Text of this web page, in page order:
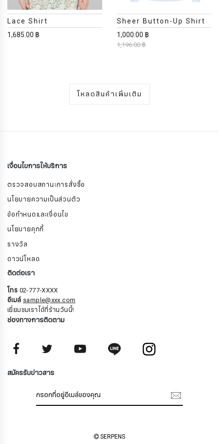
Lace Shirt
1,685.00 ฿
Sheer Button-Up Shirt
1,000.00 ฿
1,196.00 ฿
โหลดสินค้าเพิ่มเติม
เงื่อนไขการให้บริการ
ตรวจสอบสถานะการสั่งซื้อ
นโยบายความเป็นส่วนตัว
ข้อกำหนดและเงื่อนไข
นโยบายคุกกี้
รางวัล
ดาวน์โหลด
ติดต่อเรา
โทร 02-777-XXXX
อีเมล์ sample@xxx.com
เยี่ยมชมเราได้ที่ร้านวันนี้!
ช่องทางการติดตาม
สมัครรับข่าวสาร
SERPENS